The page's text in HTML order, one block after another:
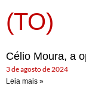
(TO)
Célio Moura, a
3 de agosto de 2024
Leia mais »